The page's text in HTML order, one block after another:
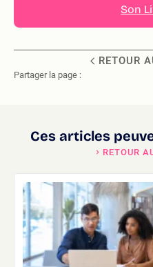
Son
RETOUR
Partager la page :
Ces articles
RETOUR